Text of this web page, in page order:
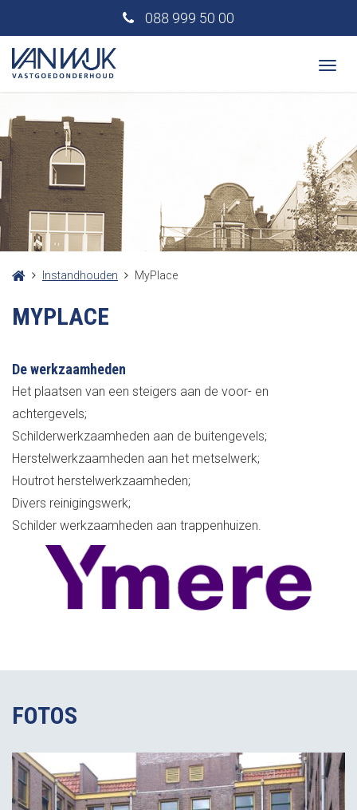
088 999 50 00
Instandhouden MyPlace
MYPLACE
De werkzaamheden
Het plaatsen van een steigers aan de voor- en
achtergevels;
Schilderwerkzaamheden aan de buitengevels;
Herstelwerkzaamheden aan het metselwerk;
Houtrot herstelwerkzaamheden;
Divers reinigingswerk;
Schilder werkzaamheden aan trappenhuizen.
FOTOS